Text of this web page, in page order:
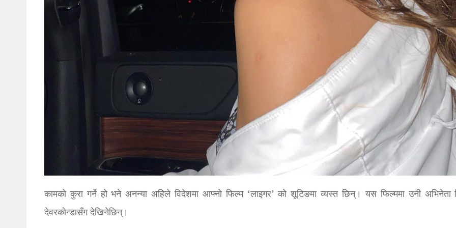
कामको कुरा गर्ने हो भने अनन्या अहिले विदेशमा आफ्नो फिल्म ‘लाइगर’ को शूटिङमा व्यस्त छिन्। यस फिल्ममा उनी अभिनेता
देवरकोन्डासँग देखिनेछिन्।